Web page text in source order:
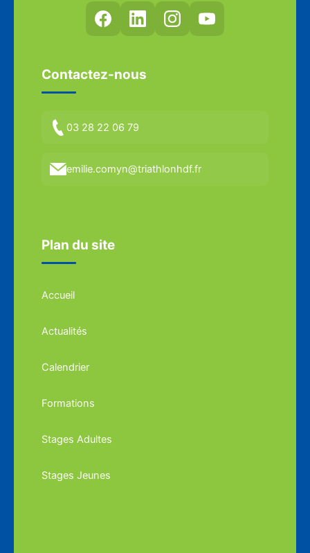
Contactez-nous
03 28 22 06 79
emilie.comyn@triathlonhdf.fr
Plan du site
Accueil
Actualités
Calendrier
Formations
Stages Adultes
Stages Jeunes